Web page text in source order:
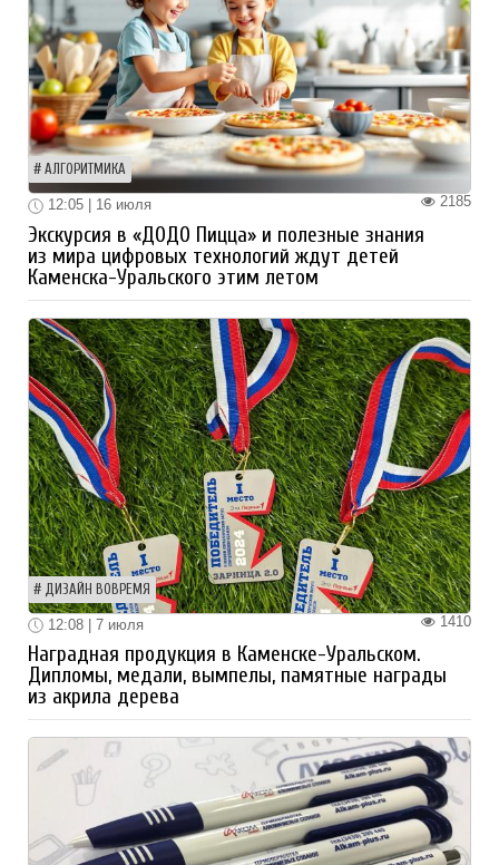
АЛГОРИТМИКА
2185
12:05 | 16 июля
Экскурсия в «ДОДО Пицца» и полезные знания
из мира цифровых технологий ждут детей
Каменска-Уральского этим летом
ДИЗАЙН ВОВРЕМЯ
1410
12:08 | 7 июля
Наградная продукция в Каменске-Уральском.
Дипломы, медали, вымпелы, памятные награды
из акрила дерева